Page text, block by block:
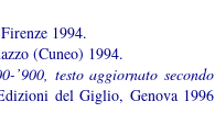
1994.
(Cuneo) 1994.
’900, testo aggiornato secondo
del Giglio, Genova 1996